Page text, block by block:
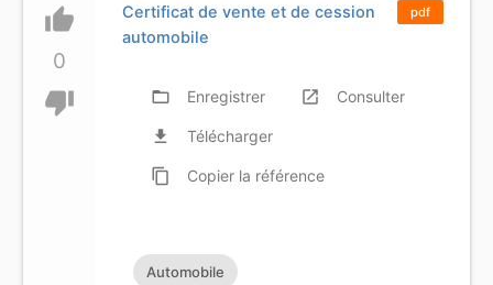
thumb_up
0
thumb_down
pdf
Certificat de vente et de cession
automobile
folder_open Enregistrer launch Consulter
file_download Télécharger
content_copy Copier la référence
Automobile